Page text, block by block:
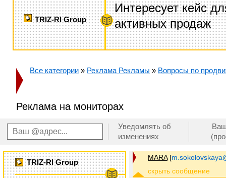
TRIZ-RI Group
Интересует кейс
активных продаж
Все категории » Реклама Рекламы » Вопросы по
Реклама на мониторах
Уведомлять об
изменениях
TRIZ-RI Group
MARA [